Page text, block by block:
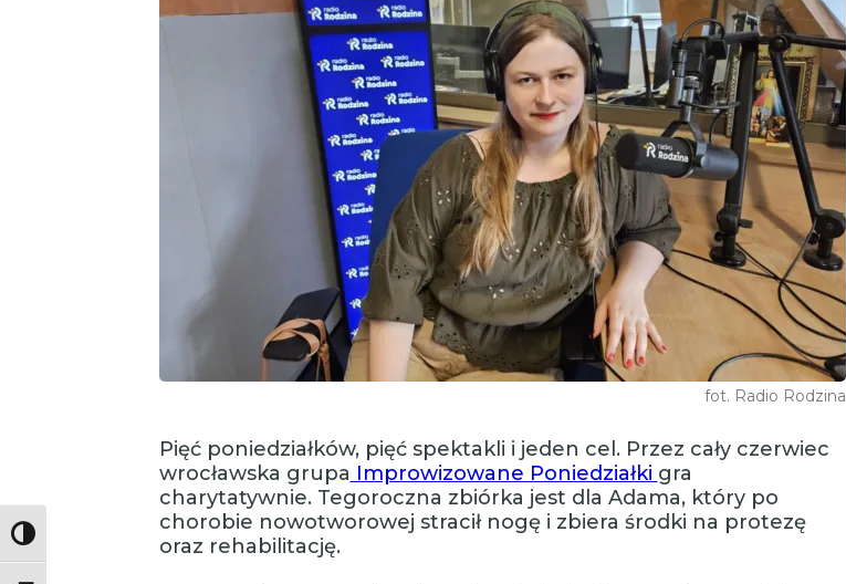
Toggle High Contrast
fot. Radio Rodzina
Pięć poniedziałków, pięć spektakli i jeden cel. Przez cały czerwiec
wrocławska grupa Improwizowane Poniedziałki gra
charytatywnie. Tegoroczna zbiórka jest dla Adama, który po
chorobie nowotworowej stracił nogę i zbiera środki na protezę
oraz rehabilitację.